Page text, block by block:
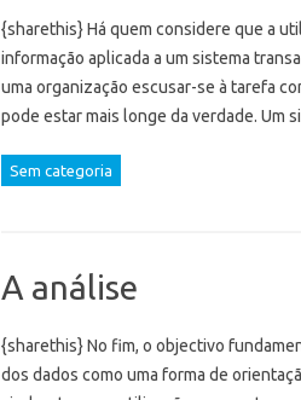
{sharethis} Há quem considere que a
informação aplicada a um sistema
uma organização escusar-se à tarefa
pode estar mais longe da verdade. Um
Sem categoria
A análise
{sharethis} No fim, o objectivo
dos dados como uma forma de